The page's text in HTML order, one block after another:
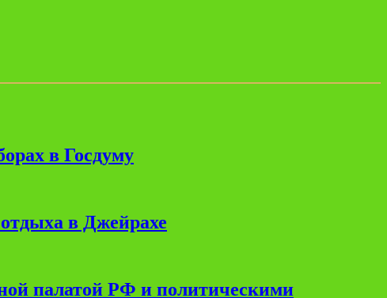
в Госдуму
в Джейрахе
палатой РФ и политическими